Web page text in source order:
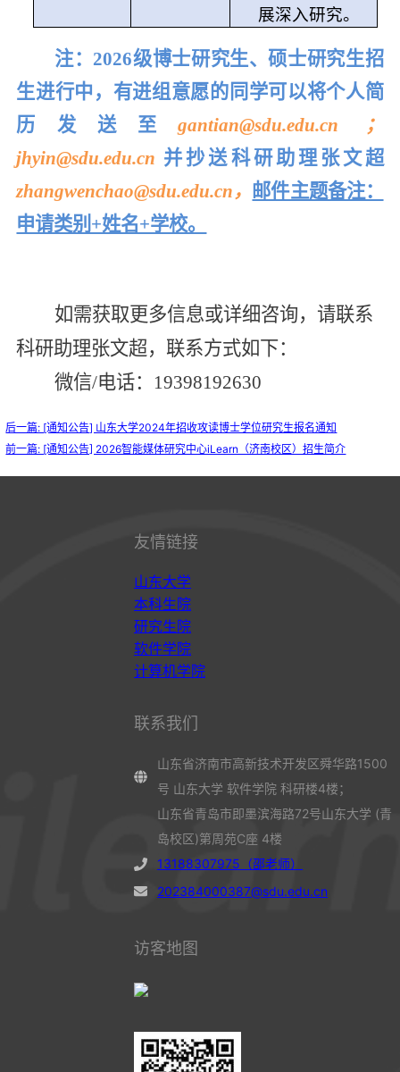
展深入研究。
注：2026级博士研究生、硕士研究生招
生进行中，有进组意愿的同学可以将个人简
历发送至gantian@sdu.edu.cn ；
jhyin@sdu.edu.cn 并抄送科研助理张文超
zhangwenchao@sdu.edu.cn ，
邮件主题备注：
申请类别+姓名+学校。
如需获取更多信息或详细咨询，请联系
科研助理张文超，联系方式如下：
微信/电话：19398192630
后一篇: [通知公告] 山东大学2024年招收攻读博士学位研究生报名通知
前一篇: [通知公告] 2026智能媒体研究中心iLearn（济南校区）招生简介
友情链接
山东大学
本科生院
研究生院
软件学院
计算机学院
联系我们
山东省济南市高新技术开发区舜华路1500
号 山东大学 软件学院 科研楼4楼；
山东省青岛市即墨滨海路72号山东大学 (青
岛校区)第周苑C座 4楼
13188307975（邵老师）
202384000387@sdu.edu.cn
访客地图